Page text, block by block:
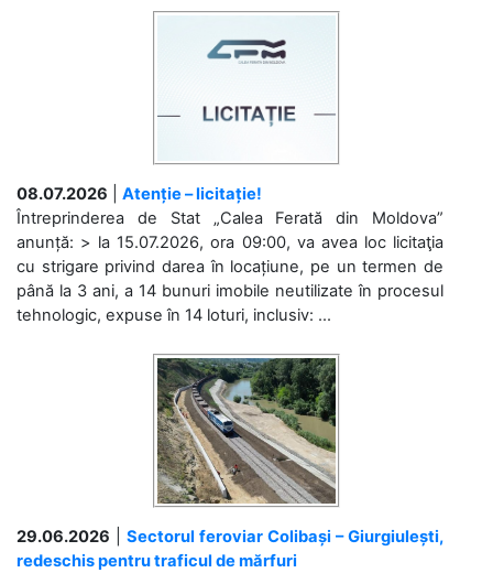
08.07.2026
Atenție – licitație!
Întreprinderea de Stat „Calea Ferată din Moldova”
anunță: > la 15.07.2026, ora 09:00, va avea loc licitaţia
cu strigare privind darea în locațiune, pe un termen de
până la 3 ani, a 14 bunuri imobile neutilizate în procesul
tehnologic, expuse în 14 loturi, inclusiv: ...
29.06.2026
Sectorul feroviar Colibași – Giurgiulești,
redeschis pentru traficul de mărfuri